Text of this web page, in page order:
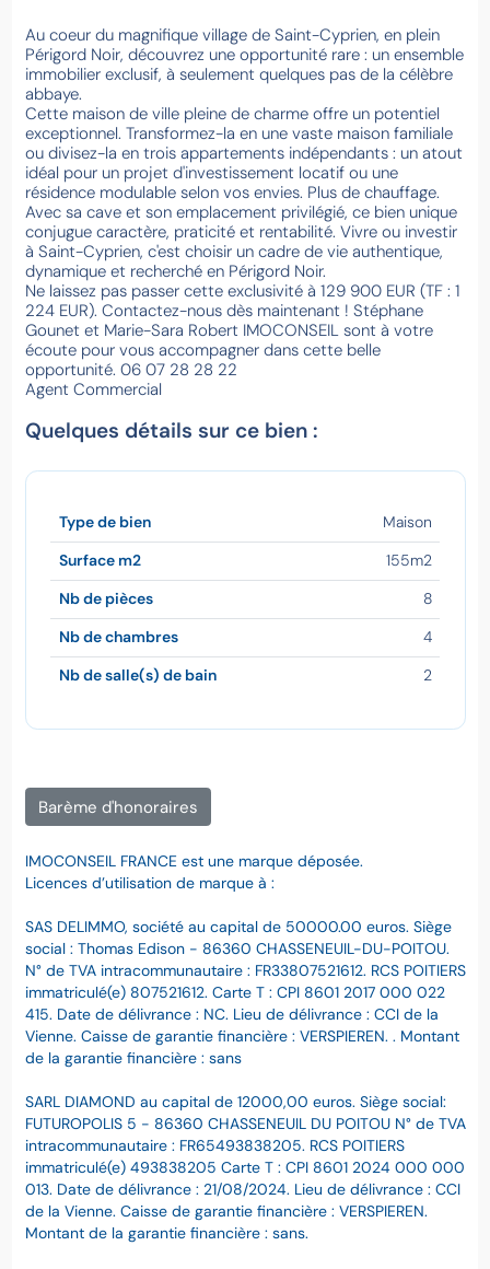
Au coeur du magnifique village de Saint-Cyprien, en plein
Périgord Noir, découvrez une opportunité rare : un ensemble
immobilier exclusif, à seulement quelques pas de la célèbre
abbaye.
Cette maison de ville pleine de charme offre un potentiel
exceptionnel. Transformez-la en une vaste maison familiale
ou divisez-la en trois appartements indépendants : un atout
idéal pour un projet d'investissement locatif ou une
résidence modulable selon vos envies. Plus de chauffage.
Avec sa cave et son emplacement privilégié, ce bien unique
conjugue caractère, praticité et rentabilité. Vivre ou investir
à Saint-Cyprien, c'est choisir un cadre de vie authentique,
dynamique et recherché en Périgord Noir.
Ne laissez pas passer cette exclusivité à 129 900 EUR (TF : 1
224 EUR). Contactez-nous dès maintenant ! Stéphane
Gounet et Marie-Sara Robert IMOCONSEIL sont à votre
écoute pour vous accompagner dans cette belle
opportunité. 06 07 28 28 22
Agent Commercial
Quelques détails sur ce bien :
Type de bien Maison
Surface m2 155m2
Nb de pièces 8
Nb de chambres 4
Nb de salle(s) de bain 2
Barème d'honoraires
IMOCONSEIL FRANCE est une marque déposée.
Licences d’utilisation de marque à :
SAS DELIMMO, société au capital de 50000.00 euros. Siège
social : Thomas Edison - 86360 CHASSENEUIL-DU-POITOU.
N° de TVA intracommunautaire : FR33807521612. RCS POITIERS
immatriculé(e) 807521612. Carte T : CPI 8601 2017 000 022
415. Date de délivrance : NC. Lieu de délivrance : CCI de la
Vienne. Caisse de garantie financière : VERSPIEREN. . Montant
de la garantie financière : sans
SARL DIAMOND au capital de 12000,00 euros. Siège social:
FUTUROPOLIS 5 - 86360 CHASSENEUIL DU POITOU N° de TVA
intracommunautaire : FR65493838205. RCS POITIERS
immatriculé(e) 493838205 Carte T : CPI 8601 2024 000 000
013. Date de délivrance : 21/08/2024. Lieu de délivrance : CCI
de la Vienne. Caisse de garantie financière : VERSPIEREN.
Montant de la garantie financière : sans.